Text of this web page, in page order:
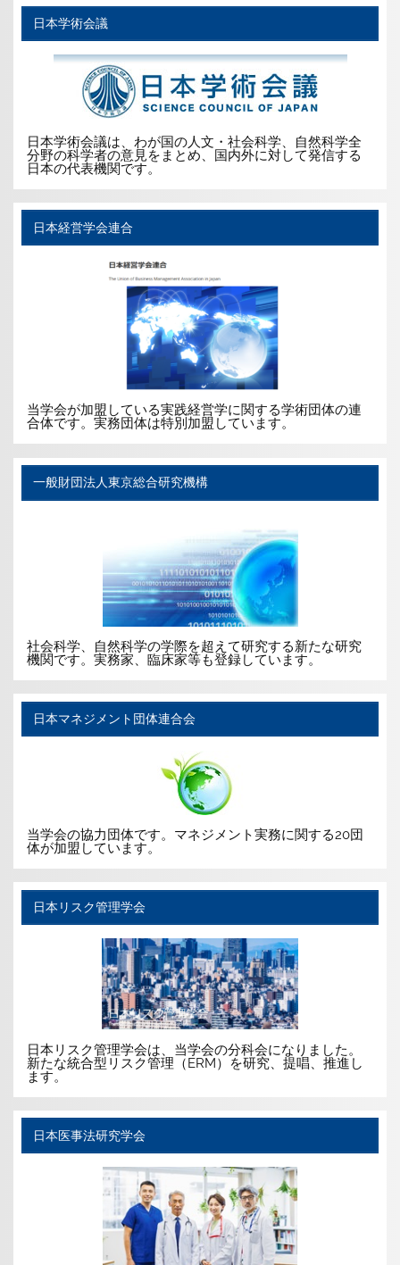
日本学術会議
日本学術会議は、わが国の人文・社会科学、自然科学全
分野の科学者の意見をまとめ、国内外に対して発信する
日本の代表機関です。
日本経営学会連合
当学会が加盟している実践経営学に関する学術団体の連
合体です。実務団体は特別加盟しています。
一般財団法人東京総合研究機構
社会科学、自然科学の学際を超えて研究する新たな研究
機関です。実務家、臨床家等も登録しています。
日本マネジメント団体連合会
当学会の協力団体です。マネジメント実務に関する20団
体が加盟しています。
日本リスク管理学会
日本リスク管理学会は、当学会の分科会になりました。
新たな統合型リスク管理（ERM）を研究、提唱、推進し
ます。
日本医事法研究学会